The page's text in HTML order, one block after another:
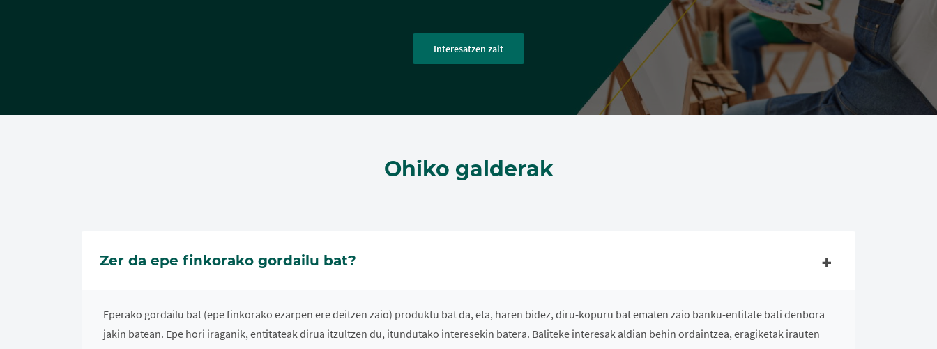
Interesatzen zait
Ohiko galderak
Zer da epe finkorako gordailu bat?
Eperako gordailu bat (epe finkorako ezarpen ere deitzen zaio) produktu bat da, eta, haren bidez, diru-kopuru bat ematen zaio banku-entitate bati denbora
jakin batean. Epe hori iraganik, entitateak dirua itzultzen du, itundutako interesekin batera. Baliteke interesak aldian behin ordaintzea, eragiketak irauten